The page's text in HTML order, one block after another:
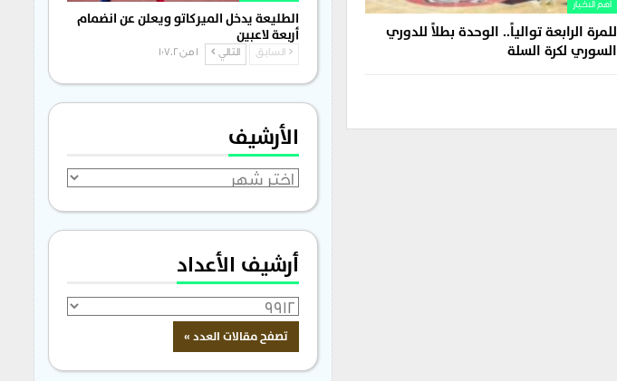
اهم الاخبار
للمرة الرابعة توالياً.. الوحدة بطلاً للدوري
السوري لكرة السلة
الطليعة يدخل الميركاتو ويعلن عن انضمام
أربعة لاعبين
السابق التالي 1 من 1٬702
الأرشيف
الأرشيف
أرشيف الأعداد